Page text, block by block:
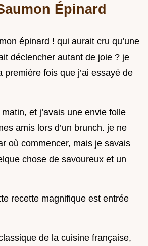
Épinard
épinard ! qui aurait cru qu’une
déclencher autant de joie ? je
première fois que j’ai essayé de
et j’avais une envie folle
amis lors d’un brunch. je ne
où commencer, mais je savais
chose de savoureux et un
recette magnifique est entrée
de la cuisine française,